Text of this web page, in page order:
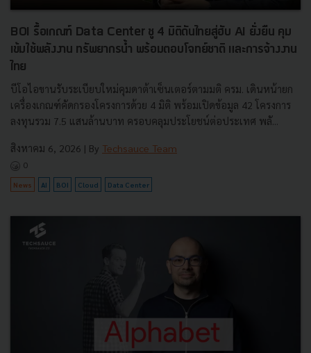
BOI รื้อเกณฑ์ Data Center ชู 4 มิติดันไทยสู่ฮับ AI ยั่งยืน คุม
เข้มใช้พลังงาน ทรัพยากรน้ำ พร้อมตอบโจทย์ชาติ และการจ้างงาน
ไทย
บีโอไอขานรับระเบียบใหม่คุมดาต้าเซ็นเตอร์ตามมติ ครม. เดินหน้ายก
เครื่องเกณฑ์คัดกรองโครงการด้วย 4 มิติ พร้อมเปิดข้อมูล 42 โครงการ
ลงทุนรวม 7.5 แสนล้านบาท ครอบคลุมประโยชน์ต่อประเทศ พลั...
สิงหาคม 6, 2026 | By Techsauce Team
0
News AI BOI Cloud Data Center